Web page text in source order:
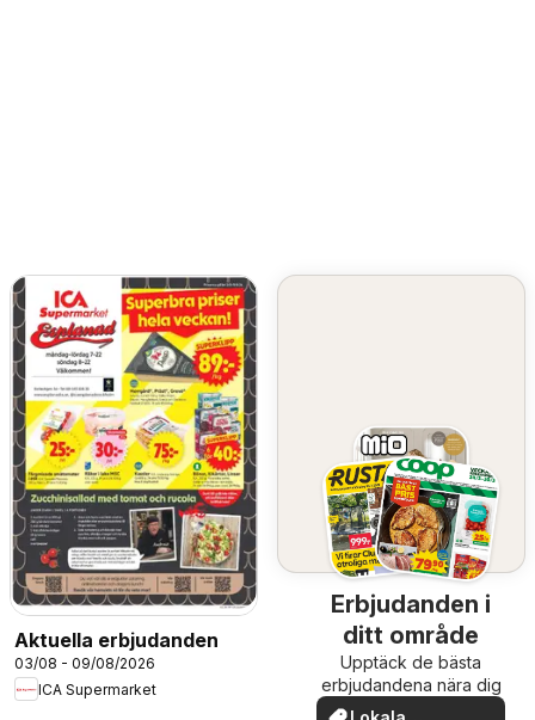
Aktuella erbjudanden
03/08 - 09/08/2026
ICA Supermarket
Erbjudanden i
ditt område
Upptäck de bästa
erbjudandena nära dig